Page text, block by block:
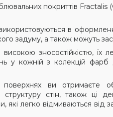
покриттів Fractalis
в
задуму, а також можуть
зносостійкістю, їх
у кожній з колекцій фарб
ви отримаєте
стін, також ці
які легко відмиваються від